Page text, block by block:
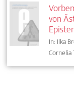
von
In: Ilka
Cornelia